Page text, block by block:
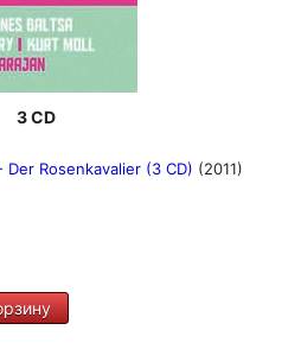
3 CD
Rosenkavalier (3 CD) (2011)